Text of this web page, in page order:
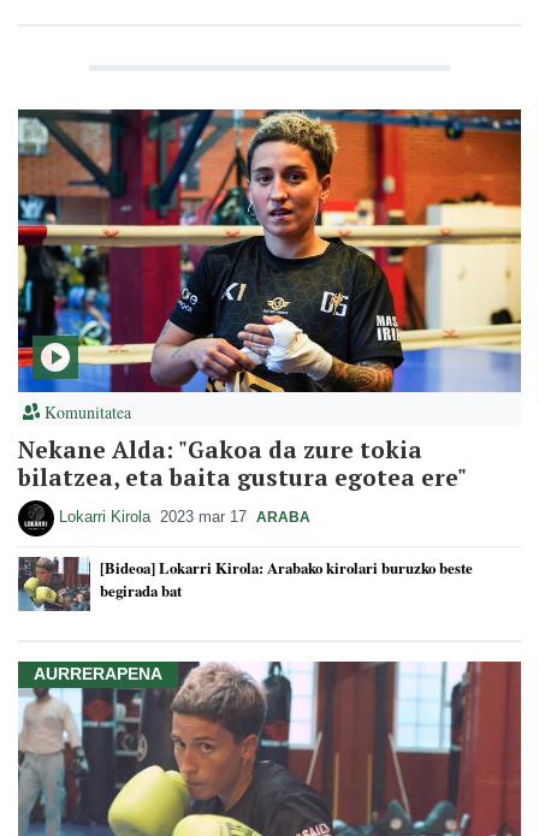
Komunitatea
Nekane Alda: "Gakoa da zure tokia
bilatzea, eta baita gustura egotea ere"
Lokarri Kirola 2023 mar 17 ARABA
[Bideoa] Lokarri Kirola: Arabako kirolari buruzko beste
begirada bat
AURRERAPENA